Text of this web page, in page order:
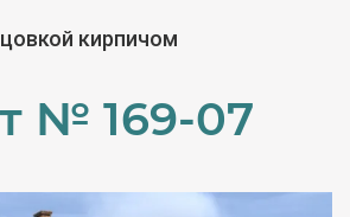
кирпичом
№ 169-07